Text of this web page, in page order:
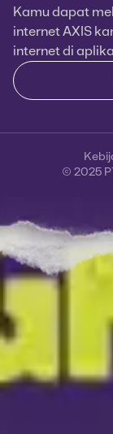
Kamu dapat
internet AXIS
internet di
© 2025